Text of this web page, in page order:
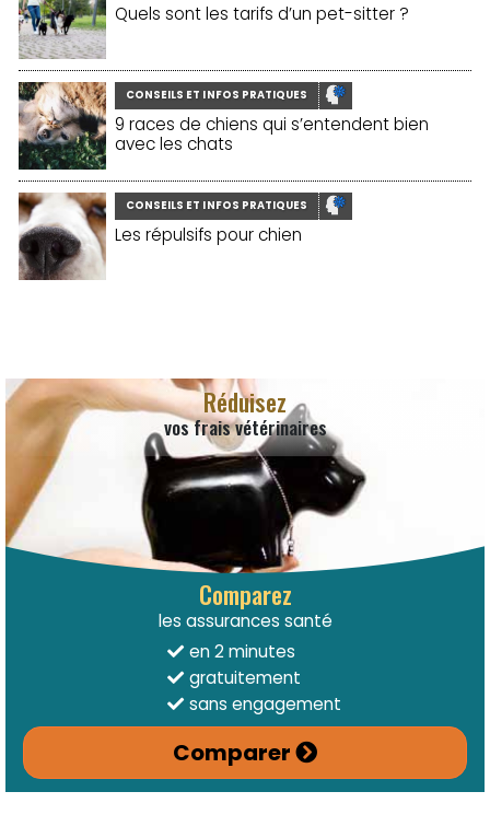
Quels sont les tarifs d’un pet-sitter ?
CONSEILS ET INFOS PRATIQUES
9 races de chiens qui s’entendent bien
avec les chats
CONSEILS ET INFOS PRATIQUES
Les répulsifs pour chien
Réduisez
vos frais vétérinaires
Comparez
les assurances santé
en 2 minutes
gratuitement
sans engagement
Comparer